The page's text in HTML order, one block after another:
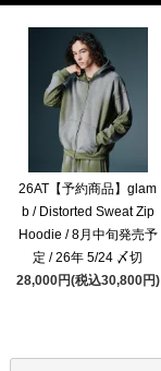
26AT【予約商品】glam
b / Distorted Sweat Zip
Hoodie / 8月中旬発売予
定 / 26年 5/24 〆切
28,000円(税込30,800円)